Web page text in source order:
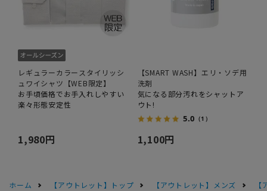
レギュラーカラースタイリッシ
ュワイシャツ【WEB限定】
お手頃価格でお手入れしやすい
楽々形態安定性
1,980円
【SMART WASH】エリ・ソデ用
洗剤
気になる部分汚れをシャットア
ウト!
5.0 （1）
1,100円
ホーム 【アウトレット】トップ 【アウトレット】メンズ